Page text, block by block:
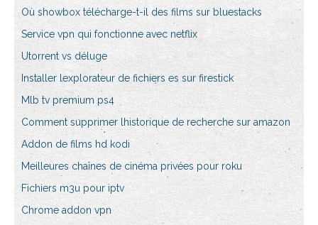
Où showbox télécharge-t-il des films sur bluestacks
Service vpn qui fonctionne avec netflix
Utorrent vs déluge
Installer lexplorateur de fichiers es sur firestick
Mlb tv premium ps4
Comment supprimer lhistorique de recherche sur amazon
Addon de films hd kodi
Meilleures chaînes de cinéma privées pour roku
Fichiers m3u pour iptv
Chrome addon vpn